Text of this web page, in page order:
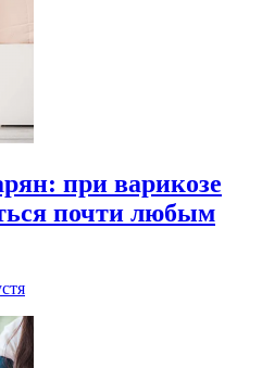
при варикозе
почти любым